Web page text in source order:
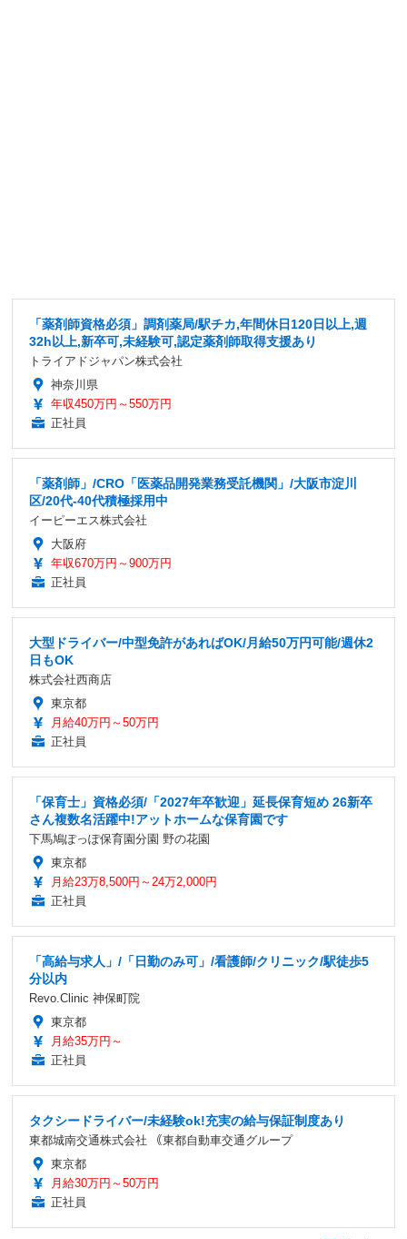
「薬剤師資格必須」調剤薬局/駅チカ,年間休日120日以上,週
32h以上,新卒可,未経験可,認定薬剤師取得支援あり
トライアドジャパン株式会社
神奈川県
年収450万円～550万円
正社員
「薬剤師」/CRO「医薬品開発業務受託機関」/大阪市淀川
区/20代-40代積極採用中
イーピーエス株式会社
大阪府
年収670万円～900万円
正社員
大型ドライバー/中型免許があればOK/月給50万円可能/週休2
日もOK
株式会社西商店
東京都
月給40万円～50万円
正社員
「保育士」資格必須/「2027年卒歓迎」延長保育短め 26新卒
さん複数名活躍中!アットホームな保育園です
下馬鳩ぽっぽ保育園分園 野の花園
東京都
月給23万8,500円～24万2,000円
正社員
「高給与求人」/「日勤のみ可」/看護師/クリニック/駅徒歩5
分以内
Revo.Clinic 神保町院
東京都
月給35万円～
正社員
タクシードライバー/未経験ok!充実の給与保証制度あり
東都城南交通株式会社 ｟東都自動車交通グループ
東京都
月給30万円～50万円
正社員